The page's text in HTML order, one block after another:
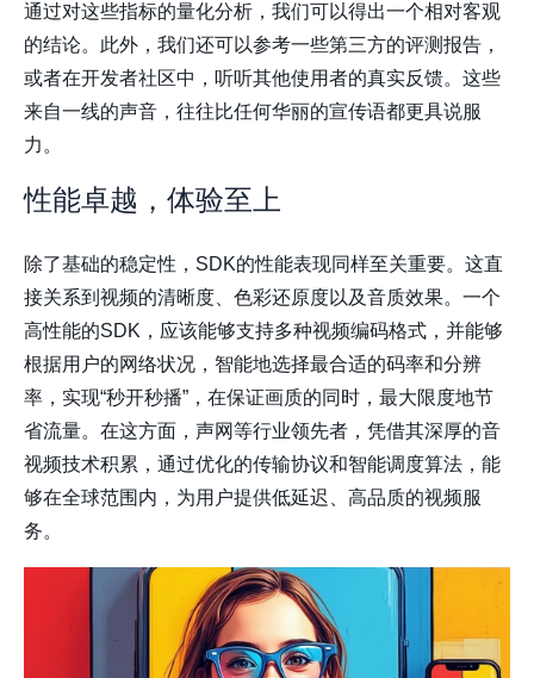
通过对这些指标的量化分析，我们可以得出一个相对客观
的结论。此外，我们还可以参考一些第三方的评测报告，
或者在开发者社区中，听听其他使用者的真实反馈。这些
来自一线的声音，往往比任何华丽的宣传语都更具说服
力。
性能卓越，体验至上
除了基础的稳定性，SDK的性能表现同样至关重要。这直
接关系到视频的清晰度、色彩还原度以及音质效果。一个
高性能的SDK，应该能够支持多种视频编码格式，并能够
根据用户的网络状况，智能地选择最合适的码率和分辨
率，实现“秒开秒播”，在保证画质的同时，最大限度地节
省流量。在这方面，声网等行业领先者，凭借其深厚的音
视频技术积累，通过优化的传输协议和智能调度算法，能
够在全球范围内，为用户提供低延迟、高品质的视频服
务。